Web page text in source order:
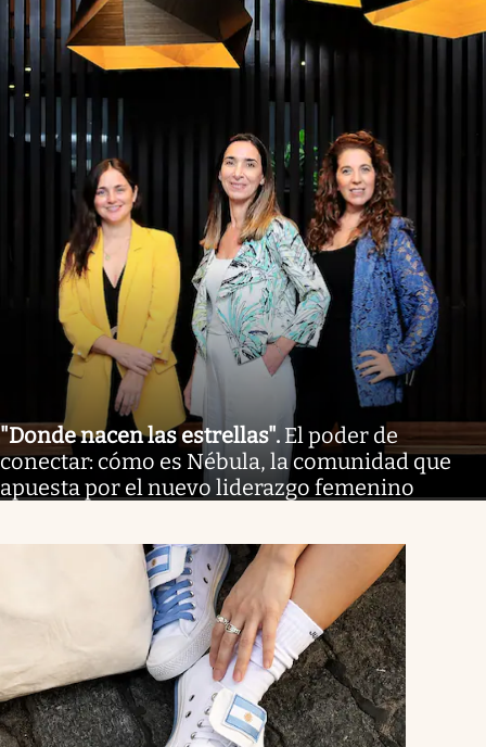
"Donde nacen las estrellas". El poder de
conectar: cómo es Nébula, la comunidad que
apuesta por el nuevo liderazgo femenino